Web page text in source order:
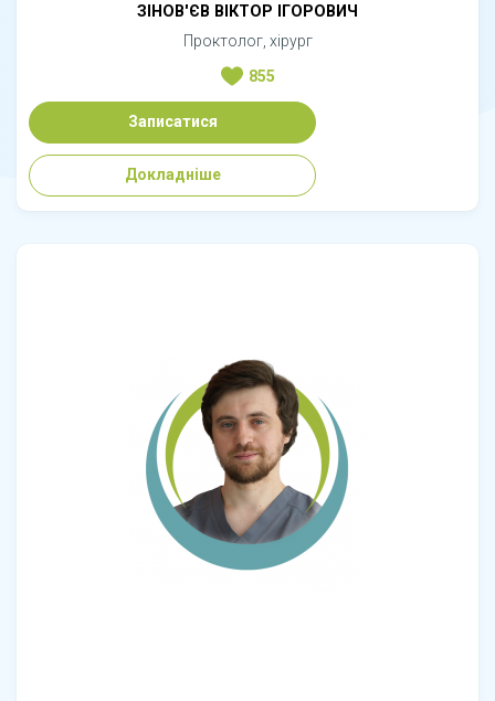
ЗІНОВ'ЄВ ВІКТОР ІГОРОВИЧ
Проктолог, хірург
855
Записатися
Докладніше